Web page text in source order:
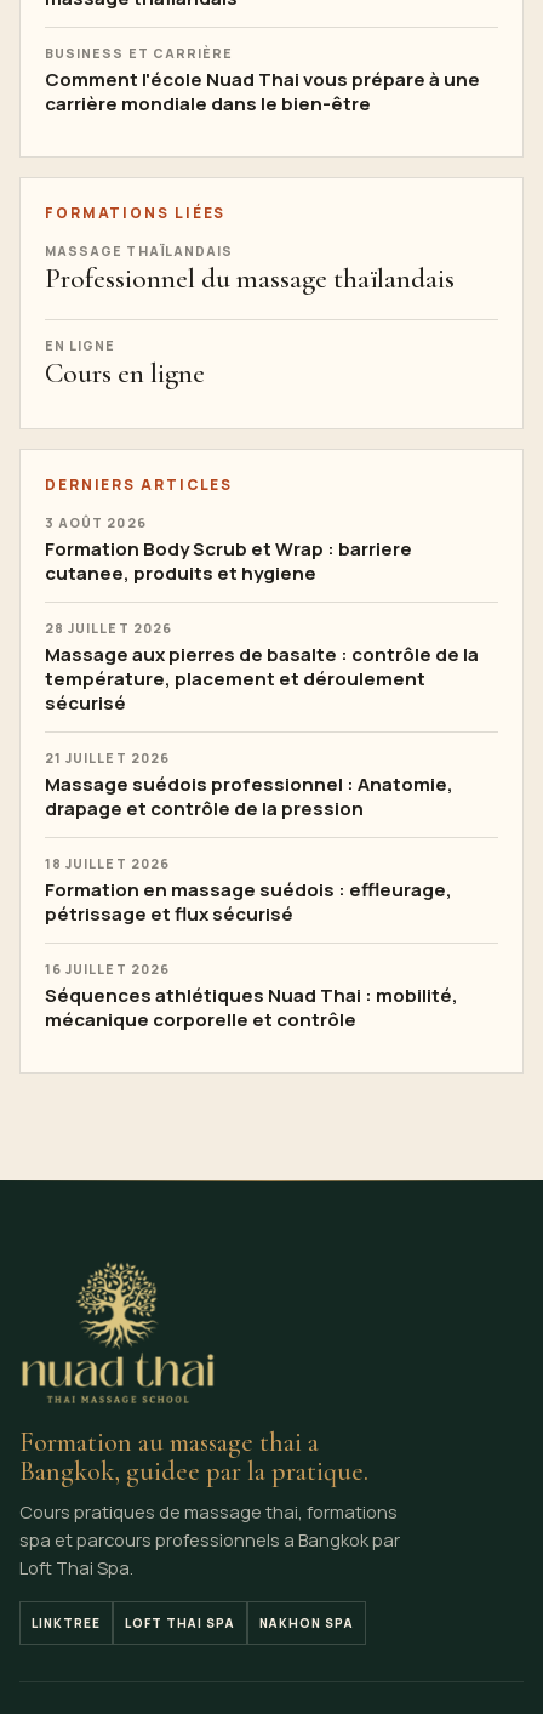
BUSINESS ET CARRIÈRE
Comment l'école Nuad Thai vous prépare à une
carrière mondiale dans le bien-être
FORMATIONS LIÉES
MASSAGE THAÏLANDAIS
Professionnel du massage thaïlandais
EN LIGNE
Cours en ligne
DERNIERS ARTICLES
3 AOÛT 2026
Formation Body Scrub et Wrap : barriere
cutanee, produits et hygiene
28 JUILLET 2026
Massage aux pierres de basalte : contrôle de la
température, placement et déroulement
sécurisé
21 JUILLET 2026
Massage suédois professionnel : Anatomie,
drapage et contrôle de la pression
18 JUILLET 2026
Formation en massage suédois : effleurage,
pétrissage et flux sécurisé
16 JUILLET 2026
Séquences athlétiques Nuad Thai : mobilité,
mécanique corporelle et contrôle
Formation au massage thai a
Bangkok, guidee par la pratique.
Cours pratiques de massage thai, formations
spa et parcours professionnels a Bangkok par
Loft Thai Spa.
LINKTREE LOFT THAI SPA NAKHON SPA